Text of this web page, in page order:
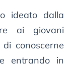
ideato dalla
ai giovani
di conoscerne
entrando in